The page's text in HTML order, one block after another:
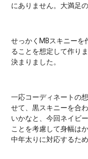
にありません。大満足の
せっかくMBスキニー
ることを想定して作り
決まりました。
一応コーディネートの
せて、黒スキニーを合
いかなと、今回ネイビ
ことを考慮して身幅は
中年太りに対応するた